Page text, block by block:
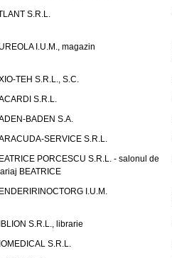
S.R.L.
I.U.M., magazin
TEH S.R.L., S.C.
S.R.L.
BADEN S.A.
SERVICE S.R.L.
PORCESCU S.R.L. - salonul de
BEATRICE
I.U.M.
S.R.L., librarie
S.R.L.